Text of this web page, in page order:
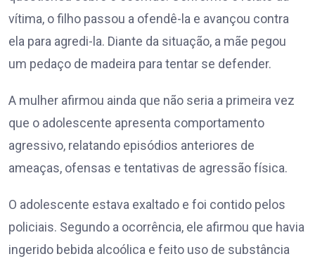
vítima, o filho passou a ofendê-la e avançou contra
ela para agredi-la. Diante da situação, a mãe pegou
um pedaço de madeira para tentar se defender.
A mulher afirmou ainda que não seria a primeira vez
que o adolescente apresenta comportamento
agressivo, relatando episódios anteriores de
ameaças, ofensas e tentativas de agressão física.
O adolescente estava exaltado e foi contido pelos
policiais. Segundo a ocorrência, ele afirmou que havia
ingerido bebida alcoólica e feito uso de substância